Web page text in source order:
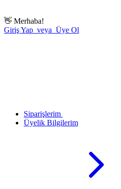
👋 Merhaba!
Giriş Yap veya Üye Ol
Siparişlerim
Üyelik Bilgilerim